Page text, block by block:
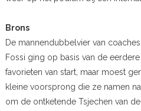
Brons
De mannendubbelvier van
Fossi ging op basis van de
favorieten van start, maar moest
kleine voorsprong die ze namen
om de ontketende Tsjechen van